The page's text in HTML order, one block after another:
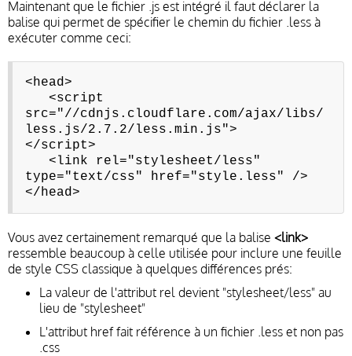
Maintenant que le fichier .js est intégré il faut déclarer la
balise qui permet de spécifier le chemin du fichier .less à
exécuter comme ceci:
<head>
<script
src="//cdnjs.cloudflare.com/ajax/libs/
less.js/2.7.2/less.min.js">
</script>
<link rel="stylesheet/less"
type="text/css" href="style.less" />
</head>
Vous avez certainement remarqué que la balise <link>
ressemble beaucoup à celle utilisée pour inclure une feuille
de style CSS classique à quelques différences prés:
La valeur de l'attribut rel devient "stylesheet/less" au
lieu de "stylesheet"
L'attribut href fait référence à un fichier .less et non pas
.css